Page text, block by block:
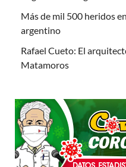
Más de mil 500 heridos
argentino
Rafael Cueto: El
Matamoros